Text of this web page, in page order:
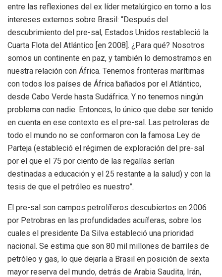
entre las reflexiones del ex líder metalúrgico en torno a los
intereses externos sobre Brasil: “Después del
descubrimiento del pre-sal, Estados Unidos restableció la
Cuarta Flota del Atlántico [en 2008]. ¿Para qué? Nosotros
somos un continente en paz, y también lo demostramos en
nuestra relación con África. Tenemos fronteras marítimas
con todos los países de África bañados por el Atlántico,
desde Cabo Verde hasta Sudáfrica. Y no tenemos ningún
problema con nadie. Entonces, lo único que debe ser tenido
en cuenta en ese contexto es el pre-sal. Las petroleras de
todo el mundo no se conformaron con la famosa Ley de
Parteja (estableció el régimen de exploración del pre-sal
por el que el 75 por ciento de las regalías serían
destinadas a educación y el 25 restante a la salud) y con la
tesis de que el petróleo es nuestro”.
El pre-sal son campos petrolíferos descubiertos en 2006
por Petrobras en las profundidades acuíferas, sobre los
cuales el presidente Da Silva estableció una prioridad
nacional. Se estima que son 80 mil millones de barriles de
petróleo y gas, lo que dejaría a Brasil en posición de sexta
mayor reserva del mundo, detrás de Arabia Saudita, Irán,